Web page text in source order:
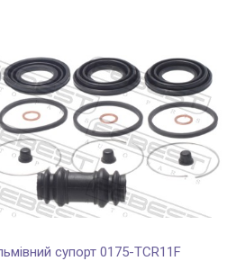
супорт 0175-TCR11F